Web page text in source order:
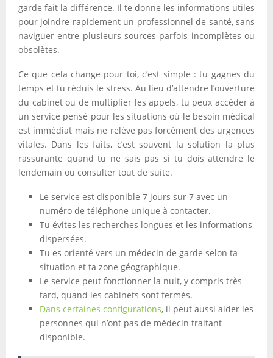
garde fait la différence. Il te donne les informations utiles
pour joindre rapidement un professionnel de santé, sans
naviguer entre plusieurs sources parfois incomplètes ou
obsolètes.
Ce que cela change pour toi, c’est simple : tu gagnes du
temps et tu réduis le stress. Au lieu d’attendre l’ouverture
du cabinet ou de multiplier les appels, tu peux accéder à
un service pensé pour les situations où le besoin médical
est immédiat mais ne relève pas forcément des urgences
vitales. Dans les faits, c’est souvent la solution la plus
rassurante quand tu ne sais pas si tu dois attendre le
lendemain ou consulter tout de suite.
Le service est disponible 7 jours sur 7 avec un
numéro de téléphone unique à contacter.
Tu évites les recherches longues et les informations
dispersées.
Tu es orienté vers un médecin de garde selon ta
situation et ta zone géographique.
Le service peut fonctionner la nuit, y compris très
tard, quand les cabinets sont fermés.
Dans certaines configurations, il peut aussi aider les
personnes qui n’ont pas de médecin traitant
disponible.